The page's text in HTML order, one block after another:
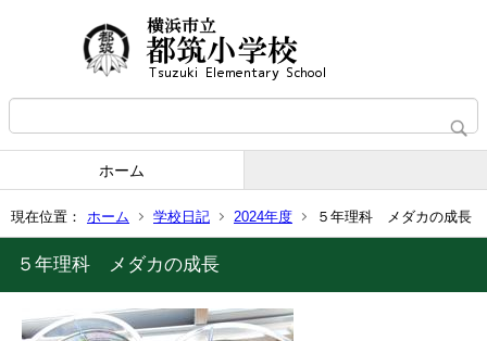
ホーム
現在位置： ホーム 学校日記 2024年度 ５年理科 メダカの成長
５年理科 メダカの成長